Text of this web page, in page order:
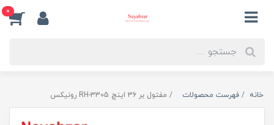
0
خانه فهرست محصولات مفتول بر 36 اینچ RH-3305 رونیکس